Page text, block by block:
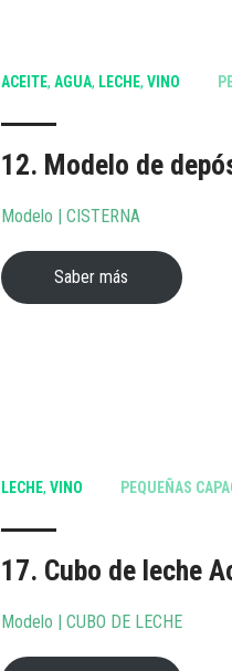
ACEITE, AGUA, LECHE, VINO
12. Modelo de
Modelo | CISTERNA
Saber más
LECHE, VINO PEQUEÑAS
17. Cubo de leche
Modelo | CUBO DE LECHE